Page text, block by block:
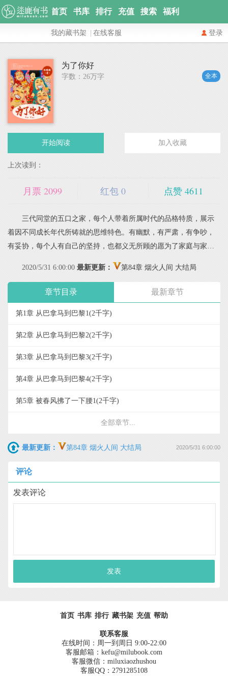
首页 书库 排行 充值 搜索 福利
登录
我的藏书架 在线客服
为了你好
字数：26万字 全本
开始阅读 加入收藏
上次读到：
月票 2099 红包 0 点赞 4611
三代同堂的五口之家，每个人带着所属时代的品格特质，展示
着因不同成长年代所铸就的思维特色。有幽默，有严肃，有争吵，
有妥协，每个人有自己的坚持，也都义无所顾的愿为了家庭与家人
心创业的弟弟凌争，看似鲁莽却有着自己的想法与坚持。看似古板
骄傲的爸爸，有着自己最柔软的宽容。看似市侩的妈妈，背后有着
最赤诚的善良。经历无数风雨的姥姥，尽着自己的力量为子女铺就
她一直过着被家长安排的生活，每一步做最安全的选择，平静安稳
些“不合适”的人出现，她站到了选择的路口，是继续选择顺从，走百
分百安全的路线，还是应该为自己的心意鲁莽一回…… 【影视版权
2020/5/31 6:00:00 最新更新： 第84章 烟火人间 大结局
章节目录 最新章节
第1章 从巴拿马到巴黎1(2千字)
第2章 从巴拿马到巴黎2(2千字)
第3章 从巴拿马到巴黎3(2千字)
第4章 从巴拿马到巴黎4(2千字)
第5章 被春风拂了一下腰1(2千字)
全部章节...
2020/5/31 6:00:00
最新更新： 第84章 烟火人间 大结局
评论
发表评论
发表
首页 书库 排行 藏书架 充值 帮助
联系客服
在线时间：周一到周日 9:00-22:00
客服邮箱：kefu@milubook.com
客服微信：miluxiaozhushou
客服QQ：2791285108